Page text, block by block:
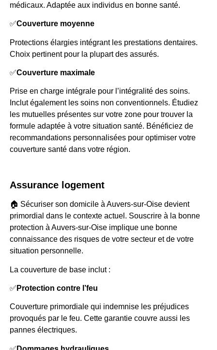
médicaux. Adaptée aux individus en bonne santé.
✅Couverture moyenne
Protections élargies intégrant les prestations dentaires.
Choix pertinent pour la plupart des assurés.
✅Couverture maximale
Prise en charge intégrale pour l’intégralité des soins.
Inclut également les soins non conventionnels. Étudiez
les mutuelles présentes sur votre zone pour trouver la
formule adaptée à votre situation santé. Bénéficiez de
recommandations personnalisées pour optimiser votre
couverture santé dans votre région.
Assurance logement
🏠 Sécuriser son domicile à Auvers-sur-Oise devient
primordial dans le contexte actuel. Souscrire à la bonne
protection à Auvers-sur-Oise implique une bonne
connaissance des risques de votre secteur et de votre
situation personnelle.
La couverture de base inclut :
✅ Protection contre l’feu
Couverture primordiale qui indemnise les préjudices
provoqués par le feu. Cette garantie couvre aussi les
pannes électriques.